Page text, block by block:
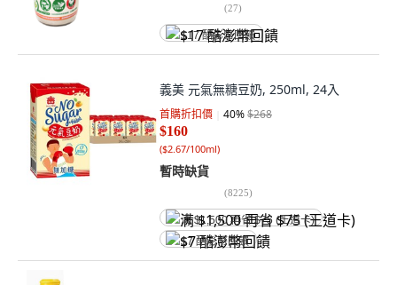
(27)
$17 酷澎幣回饋
義美 元氣無糖豆奶, 250ml, 24入
首購折扣價 40%$268
$160
($2.67/100ml)
暫時缺貨
(8225)
满 $1,500 再省 $75 (王道卡)
$7 酷澎幣回饋